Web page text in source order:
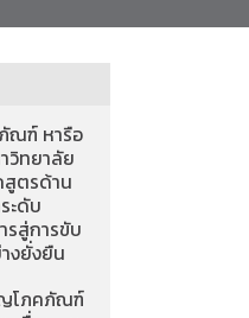
ณฑ์ หารือ
วิทยาลัย
ตรด้าน
ะดับ
สู่การขับ
งยั่งยืน
ญโภคภัณฑ์